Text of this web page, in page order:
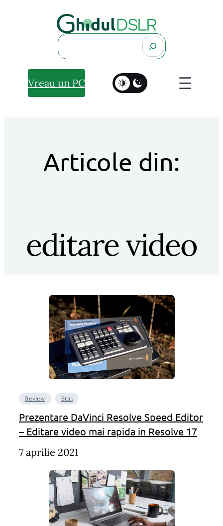
Search
Vreau un PC
Articole din:
editare video
Review Stiri
Prezentare DaVinci Resolve Speed Editor
– Editare video mai rapida in Resolve 17
7 aprilie 2021